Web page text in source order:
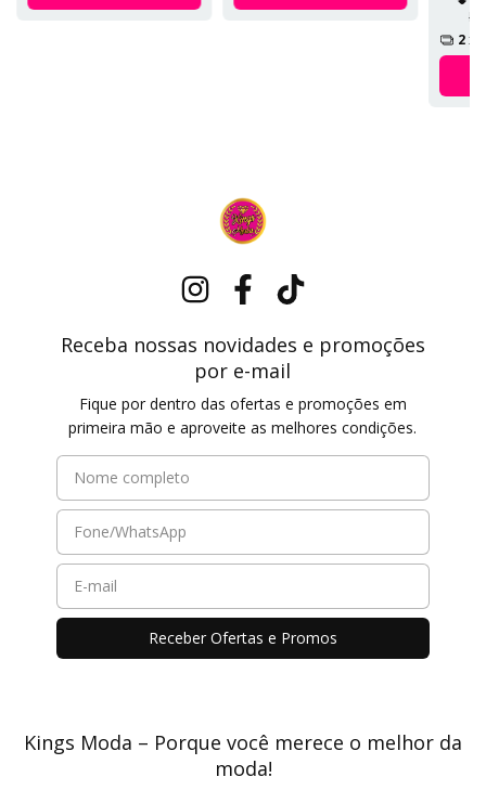
2 x
Receba nossas novidades e promoções
por e-mail
Fique por dentro das ofertas e promoções em
primeira mão e aproveite as melhores condições.
Kings Moda – Porque você merece o melhor da
moda!